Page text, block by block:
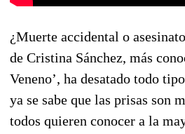
¿Muerte accidental o
de Cristina Sánchez, más
Veneno’, ha desatado todo
ya se sabe que las prisas son
todos quieren conocer a la